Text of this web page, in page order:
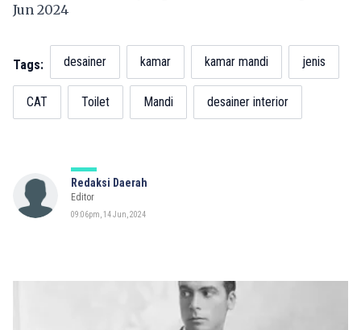
Jun 2024
Tags: desainer kamar kamar mandi jenis
CAT Toilet Mandi desainer interior
Redaksi Daerah
Editor
09:06pm, 14 Jun, 2024